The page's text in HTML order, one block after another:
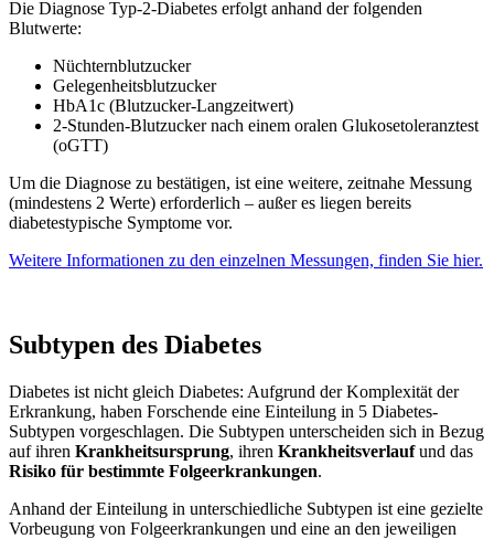
Die Diagnose Typ-2-Diabetes erfolgt anhand der folgenden
Blutwerte:
Nüchternblutzucker
Gelegenheitsblutzucker
HbA1c (Blutzucker-Langzeitwert)
2-Stunden-Blutzucker nach einem oralen Glukosetoleranztest
(oGTT)
Um die Diagnose zu bestätigen, ist eine weitere, zeitnahe Messung
(mindestens 2 Werte) erforderlich – außer es liegen bereits
diabetestypische Symptome vor.
Weitere Informationen zu den einzelnen Messungen, finden Sie hier.
Subtypen des Diabetes
Diabetes ist nicht gleich Diabetes: Aufgrund der Komplexität der
Erkrankung, haben Forschende eine Einteilung in 5 Diabetes-
Subtypen vorgeschlagen. Die Subtypen unterscheiden sich in Bezug
auf ihren Krankheitsursprung, ihren Krankheitsverlaufund das
Risiko für bestimmte Folgeerkrankungen.
Anhand der Einteilung in unterschiedliche Subtypen ist eine gezielte
Vorbeugung von Folgeerkrankungen und eine an den jeweiligen